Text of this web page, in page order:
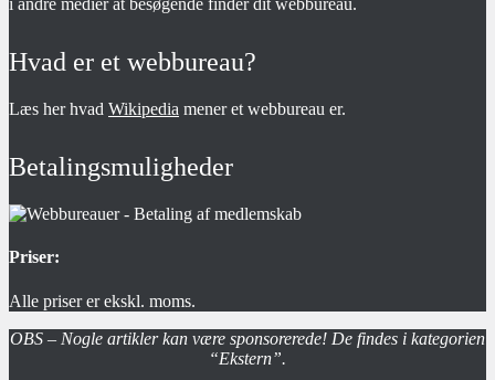
i andre medier at besøgende finder dit webbureau.
Hvad er et webbureau?
Læs her hvad Wikipedia mener et webbureau er.
Betalingsmuligheder
Priser:
Alle priser er ekskl. moms.
OBS – Nogle artikler kan være sponsorerede! De findes i kategorien
“Ekstern”.